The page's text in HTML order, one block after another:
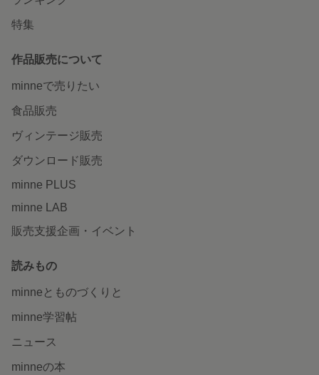
特集
作品販売について
minneで売りたい
食品販売
ヴィンテージ販売
ダウンロード販売
minne PLUS
minne LAB
販売支援企画・イベント
読みもの
minneとものづくりと
minne学習帖
ニュース
minneの本